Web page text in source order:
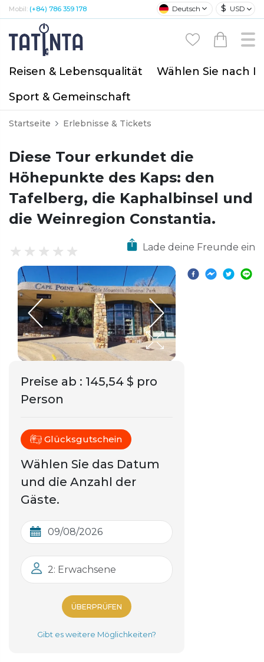
Mobil: (+84) 786 359 178 Deutsch $ USD
Reisen & Lebensqualität
Wählen Sie nach
Sport & Gemeinschaft
Startseite Erlebnisse & Tickets
Diese Tour erkundet die
Höhepunkte des Kaps: den
Tafelberg, die Kaphalbinsel und
die Weinregion Constantia.
Lade deine Freunde ein
Preise ab : 145,54 $ pro
Person
Glücksgutschein
Wählen Sie das Datum
und die Anzahl der
Gäste.
2: Erwachsene
ÜBERPRÜFEN
Gibt es weitere Möglichkeiten?